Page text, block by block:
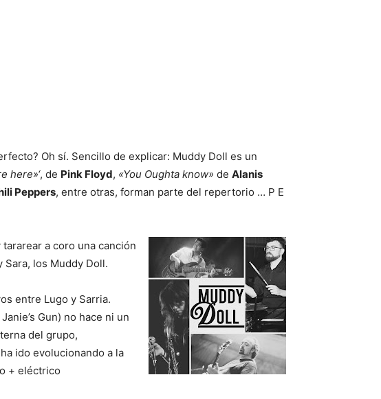
Oh sí. Sencillo de explicar: Muddy Doll es un
here»‘, de Pink Floyd, «You Oughta know» de Alanis
Peppers, entre otras, forman parte del repertorio … P E
a coro una canción
los Muddy Doll.
entre Lugo y Sarria.
Gun) no hace ni un
del grupo,
ido evolucionando a la
+ eléctrico